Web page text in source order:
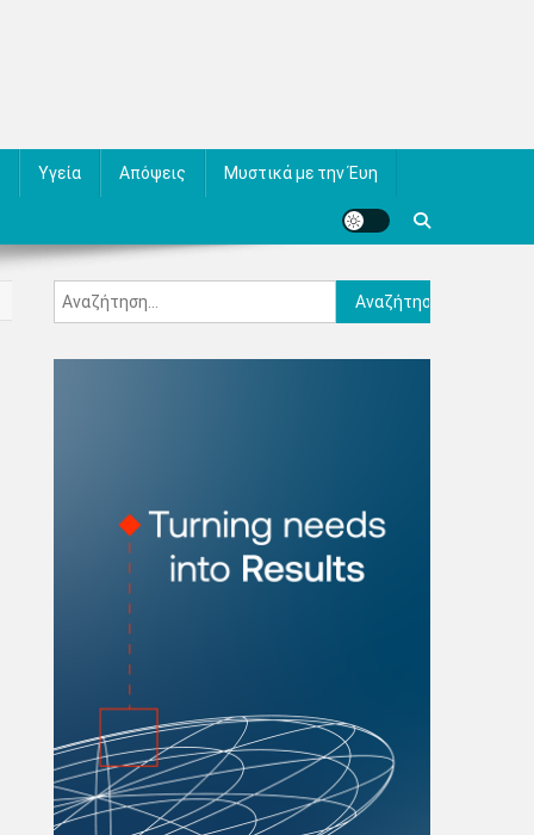
Υγεία Απόψεις Μυστικά με την Έυη
Αναζήτηση
για: